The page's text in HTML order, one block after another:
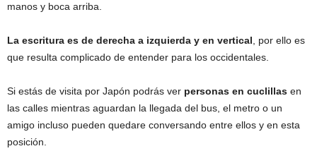
manos y boca arriba.
La escritura es de derecha a izquierda y en vertical , por ello es
que resulta complicado de entender para los occidentales.
Si estás de visita por Japón podrás ver personas en cuclillas en
las calles mientras aguardan la llegada del bus, el metro o un
amigo incluso pueden quedare conversando entre ellos y en esta
posición.